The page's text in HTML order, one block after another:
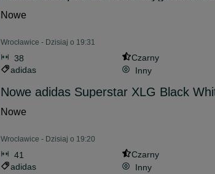
Nowe
Wrocławice - Dzisiaj o 19:31
38
Czarny
adidas
Inny
Nowe adidas Superstar XLG Black
Nowe
Wrocławice - Dzisiaj o 19:20
41
Czarny
adidas
Inny